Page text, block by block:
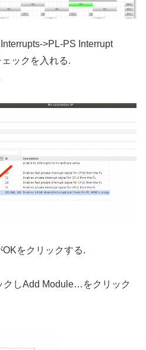
>PL-PS Interrupt
ックを入れる.
をクリックする.
クしAdd Module…をクリック